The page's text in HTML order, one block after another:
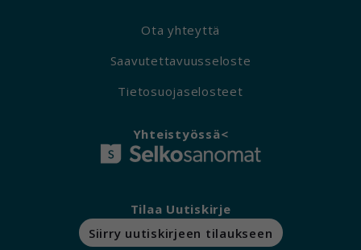
Ota yhteyttä
Saavutettavuusseloste
Tietosuojaselosteet
Yhteistyössä<
Tilaa Uutiskirje
Siirry uutiskirjeen tilaukseen